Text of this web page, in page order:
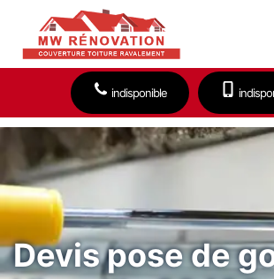
indisponible
Devis pose de